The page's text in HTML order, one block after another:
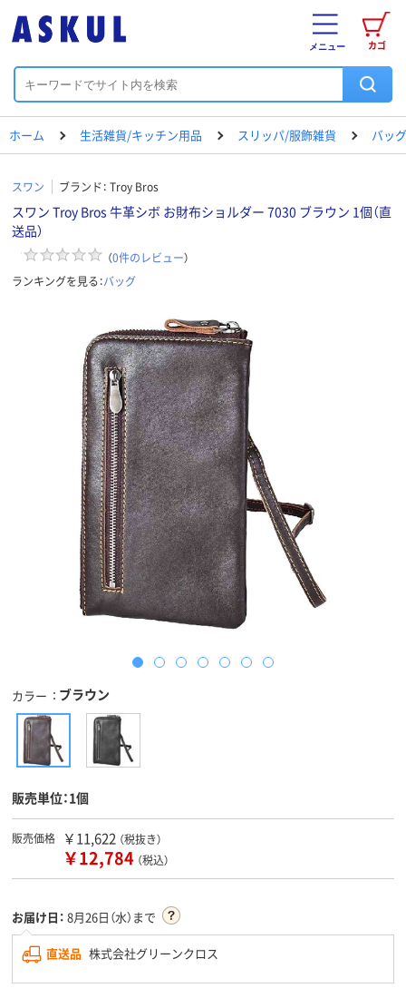
カゴ
メニュー
ホーム 生活雑貨/キッチン用品 スリッパ/服飾雑貨 バッグ
スワン ブランド： Troy Bros
スワン Troy Bros 牛革シボ お財布ショルダー 7030 ブラウン 1個（直
送品）
（0件のレビュー）
ランキングを見る：バッグ
カラー ブラウン
販売単位：1個
販売価格 ￥11,622 （税抜き）
￥12,784 （税込）
お届け日： 8月26日（水）まで
直送品 株式会社グリーンクロス